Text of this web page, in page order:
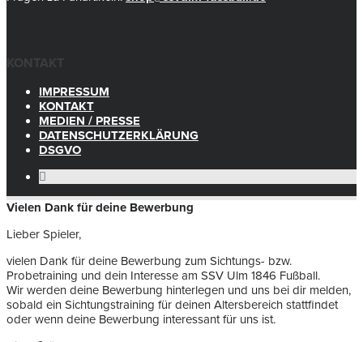
KONTAKT
IMPRESSUM
KONTAKT
MEDIEN / PRESSE
DATENSCHUTZERKLÄRUNG
DSGVO
Vielen Dank für deine Bewerbung
Lieber Spieler,
vielen Dank für deine Bewerbung zum Sichtungs- bzw.
Probetraining und dein Interesse am SSV Ulm 1846 Fußball.
Wir werden deine Bewerbung hinterlegen und uns bei dir melden,
sobald ein Sichtungstraining für deinen Altersbereich stattfindet
oder wenn deine Bewerbung interessant für uns ist.